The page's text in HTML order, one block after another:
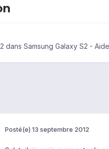
dans Samsung Galaxy S2 -
Posté(e) 13 septembre 2012